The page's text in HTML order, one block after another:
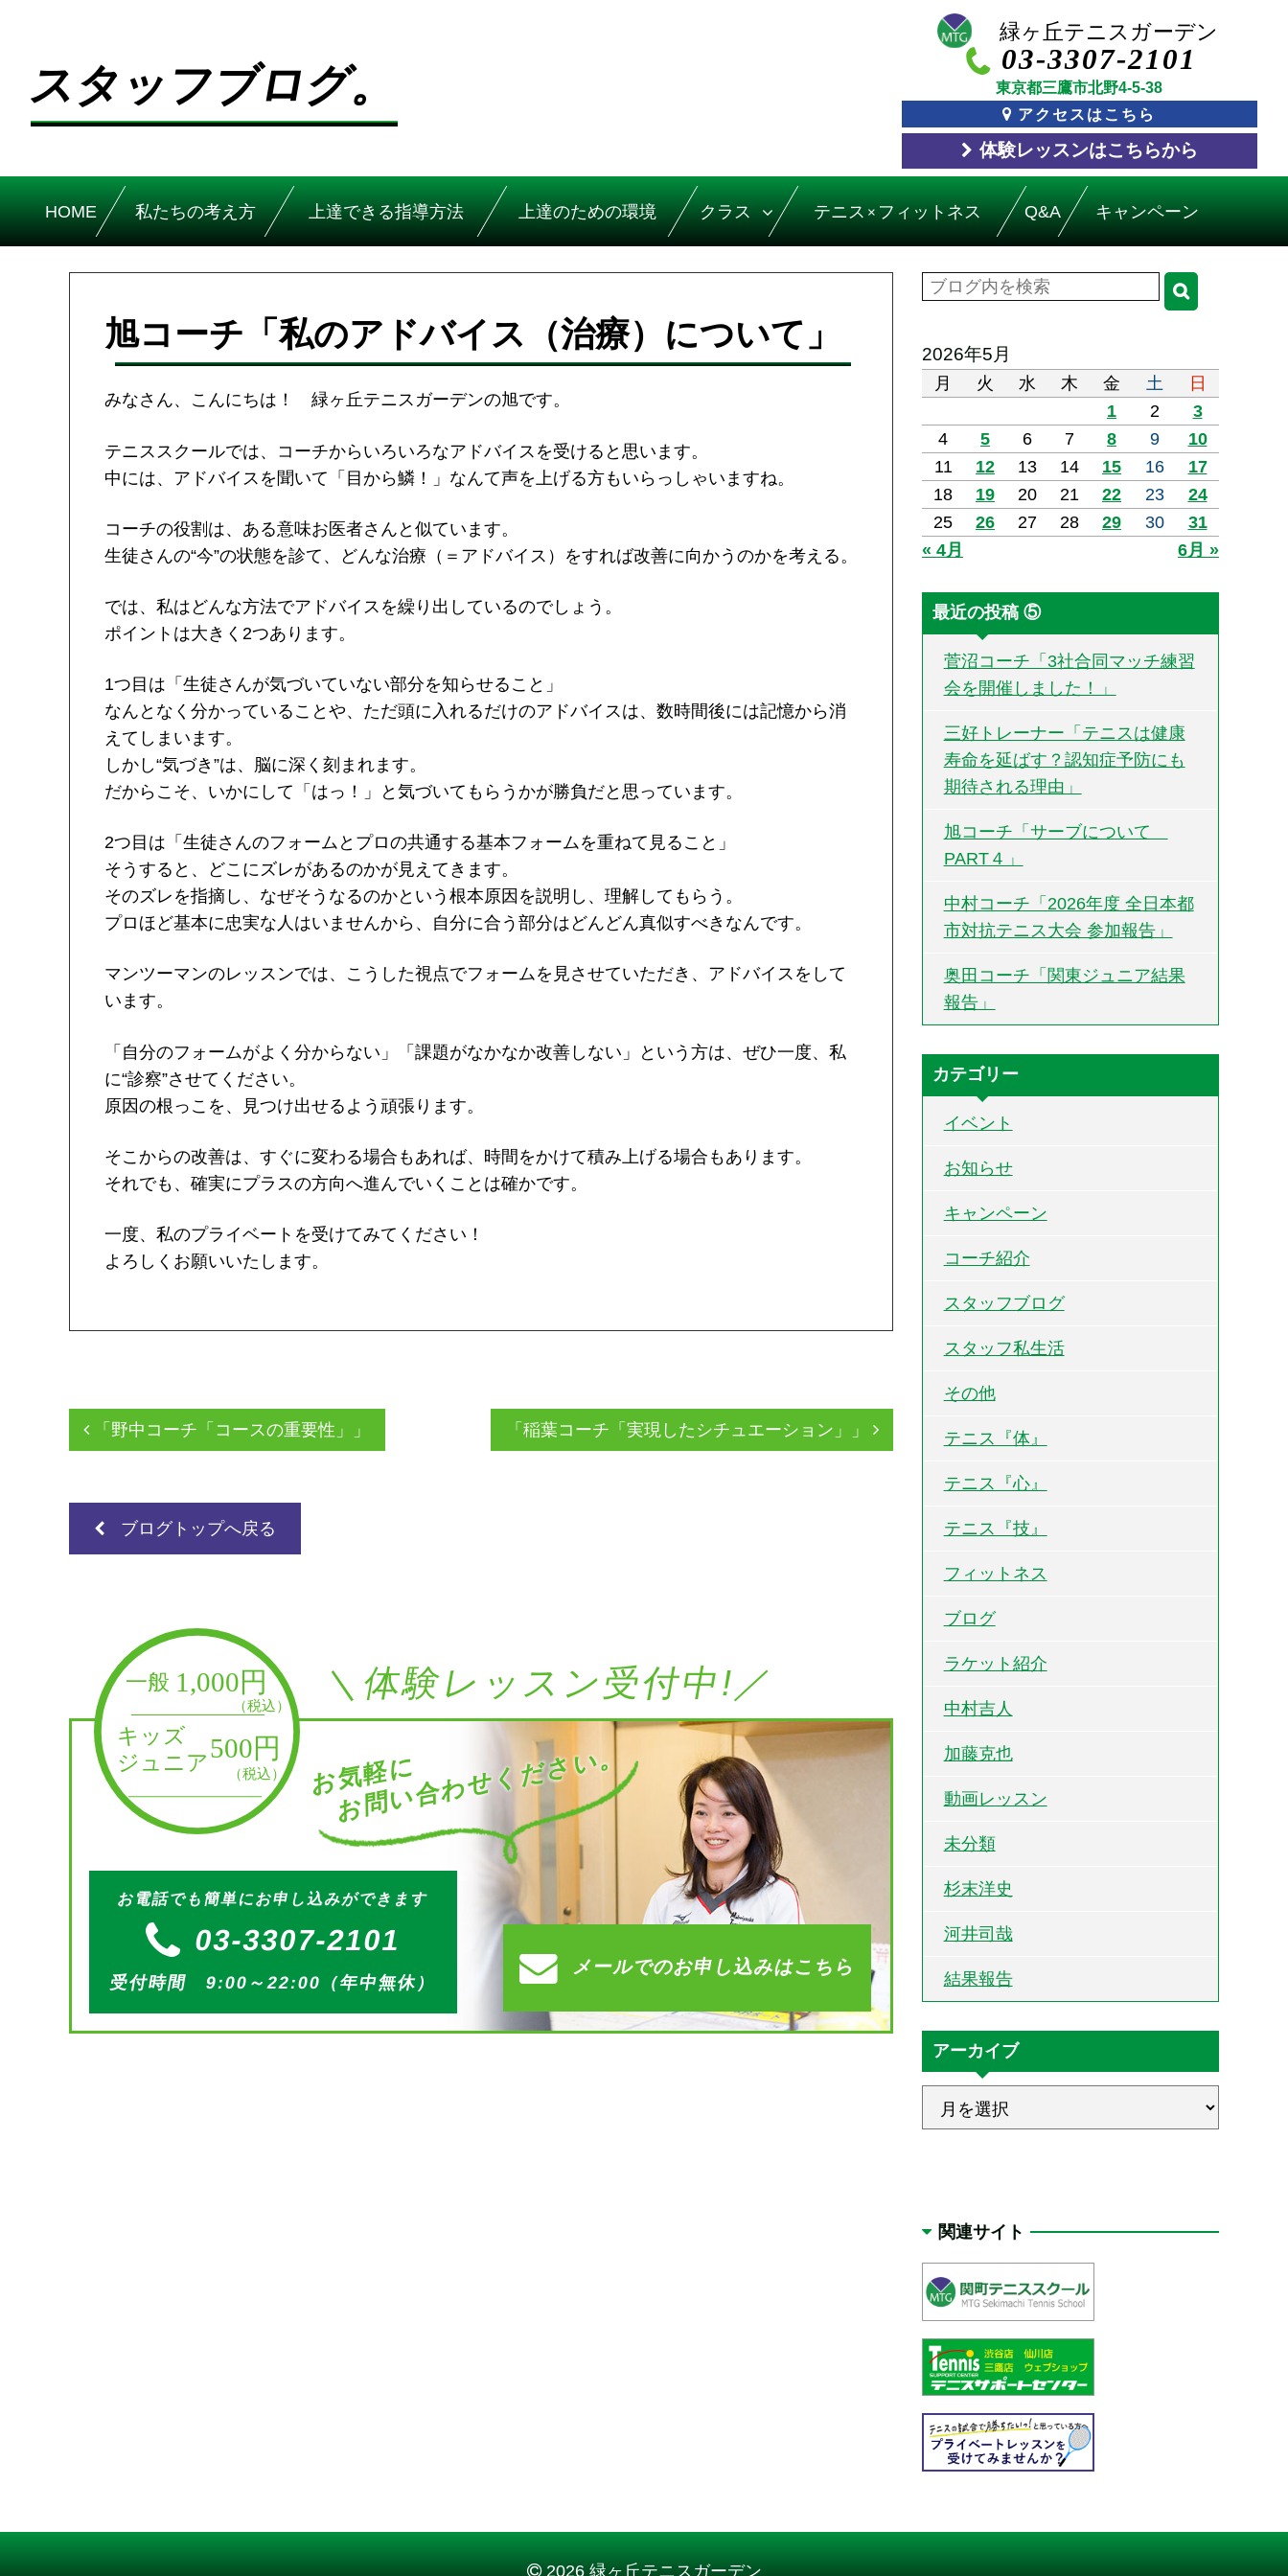
スタッフブログ。
03-3307-2101
東京都三鷹市北野4-5-38
アクセスはこちら
体験レッスンはこちらから
HOME 私たちの考え方 上達できる指導方法 上達のための環境 クラス テニス × フィットネス Q&A キャンペーン
旭コーチ「私のアドバイス（治療）について」
みなさん、こんにちは！ 緑ヶ丘テニスガーデンの旭です。
テニススクールでは、コーチからいろいろなアドバイスを受けると思います。
中には、アドバイスを聞いて「目から鱗！」なんて声を上げる方もいらっしゃいますね。
コーチの役割は、ある意味お医者さんと似ています。
生徒さんの“今”の状態を診て、どんな治療（＝アドバイス）をすれば改善に向かうのかを考える。
では、私はどんな方法でアドバイスを繰り出しているのでしょう。
ポイントは大きく2つあります。
1つ目は「生徒さんが気づいていない部分を知らせること」
なんとなく分かっていることや、ただ頭に入れるだけのアドバイスは、数時間後には記憶から消
えてしまいます。
しかし“気づき”は、脳に深く刻まれます。
だからこそ、いかにして「はっ！」と気づいてもらうかが勝負だと思っています。
2つ目は「生徒さんのフォームとプロの共通する基本フォームを重ねて見ること」
そうすると、どこにズレがあるのかが見えてきます。
そのズレを指摘し、なぜそうなるのかという根本原因を説明し、理解してもらう。
プロほど基本に忠実な人はいませんから、自分に合う部分はどんどん真似すべきなんです。
マンツーマンのレッスンでは、こうした視点でフォームを見させていただき、アドバイスをして
います。
「自分のフォームがよく分からない」「課題がなかなか改善しない」という方は、ぜひ一度、私
に“診察”させてください。
原因の根っこを、見つけ出せるよう頑張ります。
そこからの改善は、すぐに変わる場合もあれば、時間をかけて積み上げる場合もあります。
それでも、確実にプラスの方向へ進んでいくことは確かです。
一度、私のプライベートを受けてみてください！
よろしくお願いいたします。
「稲葉コーチ「実現したシチュエーション」」
「野中コーチ「コースの重要性」」
ブログトップへ戻る
＼体験レッスン受付中!／
お気軽に
お問い合わせください。
お電話でも簡単にお申し込みができます
03-3307-2101
受付時間 9:00～22:00（年中無休）
メールでのお申し込みはこちら
2026年5月
月 火 水 木 金 土
日
1
2
3
4
5 6 7 8 9
10
11
12 13 14 15 16
17
18
19 20 21 22 23
24
25
26 27 28 29 30
31
« 4月
6月 »
最近の投稿 ⑤
菅沼コーチ「3社合同マッチ練習
会を開催しました！」
三好トレーナー「テニスは健康
寿命を延ばす？認知症予防にも
期待される理由」
旭コーチ「サーブについて
PART４」
中村コーチ「2026年度 全日本都
市対抗テニス大会 参加報告」
奥田コーチ「関東ジュニア結果
報告」
カテゴリー
イベント
お知らせ
キャンペーン
コーチ紹介
スタッフブログ
スタッフ私生活
その他
テニス『体』
テニス『心』
テニス『技』
フィットネス
ブログ
ラケット紹介
中村吉人
加藤克也
動画レッスン
未分類
杉末洋史
河井司哉
結果報告
アーカイブ
関連サイト
2026 緑ヶ丘テニスガーデン